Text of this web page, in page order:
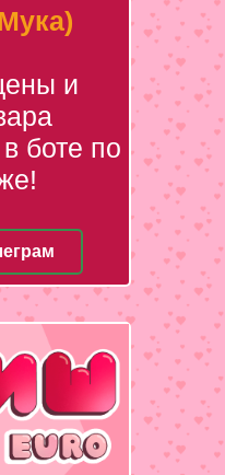
и
боте по